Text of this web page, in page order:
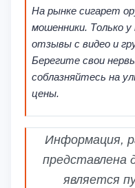
На рынке сигарет
мошенники. Только
отзывы с видео и
Берегите свои
соблазняйтесь на
цены.
Информация,
представлена
является